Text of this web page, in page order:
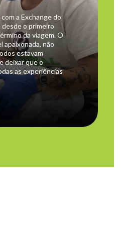
a Exchange do
desde o primeiro
da viagem. O
apaixonada, não
estavam
deixar que o
as experiências